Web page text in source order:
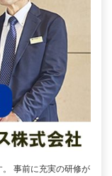
事前に充実の研修が